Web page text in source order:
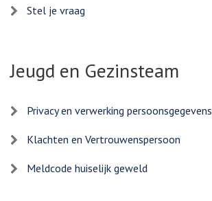
Stel je vraag
Jeugd en Gezinsteam
Privacy en verwerking persoonsgegevens
Klachten en Vertrouwenspersoon
Meldcode huiselijk geweld